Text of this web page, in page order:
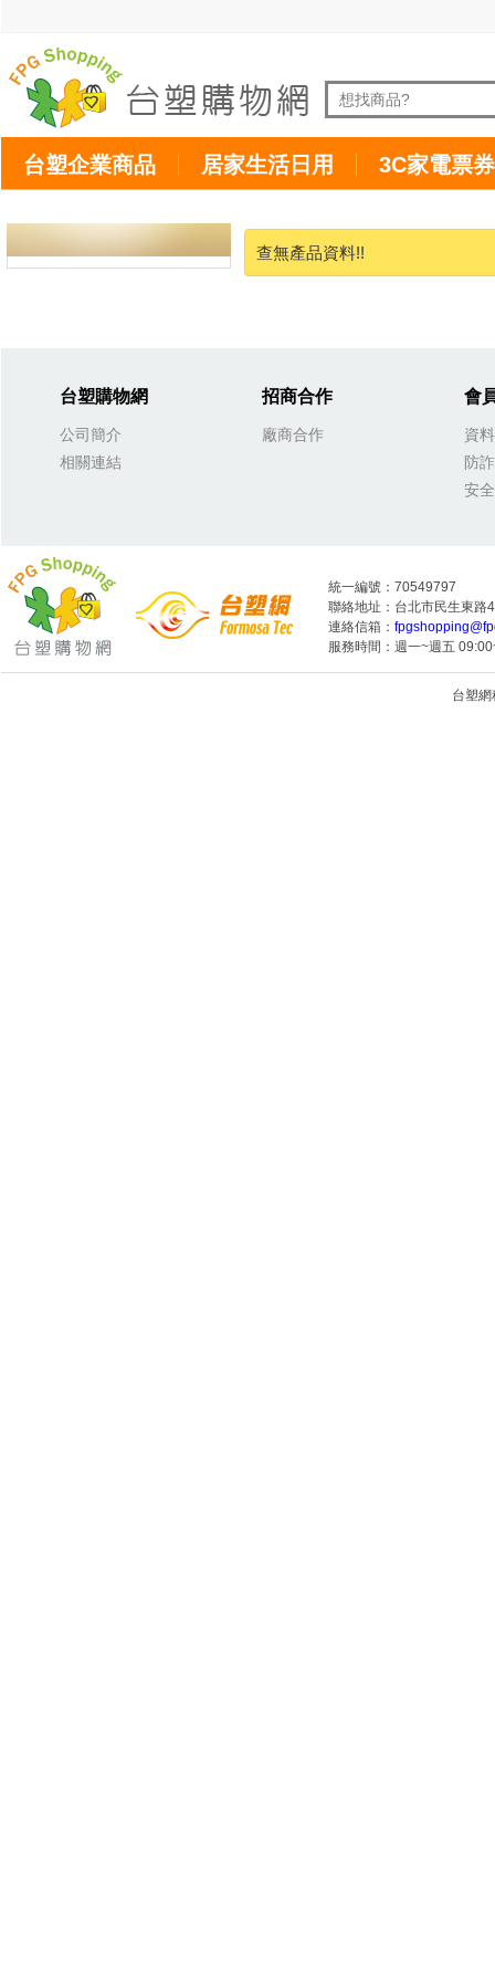
台塑企業商品 居家生活日用 3C家電票券
查無產品資料!!
台塑購物網
公司簡介
相關連結
招商合作
廠商合作
會
資
防
安
統一編號：70549797
聯絡地址：台北市民生東路
連絡信箱：
服務時間：週一~週五
台塑